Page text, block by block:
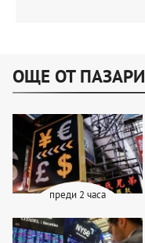
ОЩЕ ОТ ПАЗАРИ
преди 2 часа